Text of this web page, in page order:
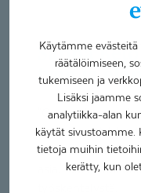
Käytämme
räätälöimiseen,
tukemiseen ja
Lisäksi jaamme
analytiikka-alan
käytät sivustoamme.
tietoja muihin
kerätty, kun
Sanna Keto – "Coronaria tukee
työn ja
"Coronariassa
itsestäsi, että
Coronaria on
asia." Katso